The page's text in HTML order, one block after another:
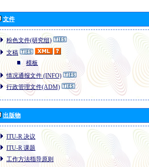
文件
粉色文件(研究组)
文稿
模板
情况通报文件 (INFO)
行政管理文件(ADM)
出版物
ITU-R 决议
ITU-R 课题
工作方法指导原则